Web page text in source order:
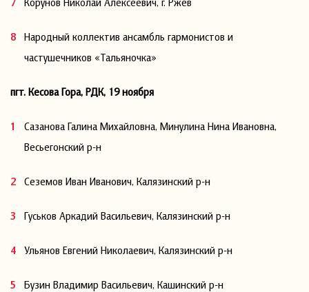
Народный коллектив ансамбль гармонистов и
частушечников «Тальяночка»
пгт. Кесова Гора, РДК, 19 ноября
Сазанова Галина Михайловна, Минулина Нина Ивановна,
Весьегонский р-н
Сеземов Иван Иванович, Калязинский р-н
Гуськов Аркадий Васильевич, Калязинский р-н
Ульянов Евгений Николаевич, Калязинский р-н
Бузин Владимир Васильевич, Кашинский р-н